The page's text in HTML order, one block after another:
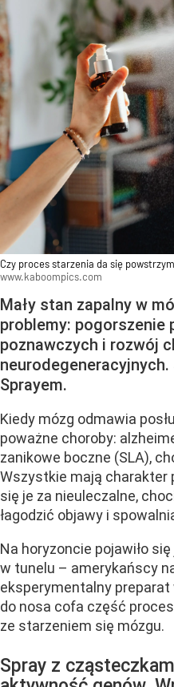
Czy proces starzenia da się
www.kaboompics.com
Mały stan zapalny w
problemy: pogorszenie
poznawczych i rozwój
Sprayem.
Kiedy mózg odmawia
poważne choroby:
zanikowe boczne (SLA),
Wszystkie mają charakter
się je za nieuleczalne,
łagodzić objawy i
Na horyzoncie pojawiło
w tunelu – amerykańscy
eksperymentalny
do nosa cofa część
ze starzeniem się mózgu.
Spray z